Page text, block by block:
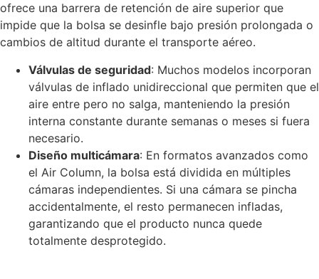
ofrece una barrera de retención de aire superior que
impide que la bolsa se desinfle bajo presión prolongada o
cambios de altitud durante el transporte aéreo.
Válvulas de seguridad: Muchos modelos incorporan
válvulas de inflado unidireccional que permiten que el
aire entre pero no salga, manteniendo la presión
interna constante durante semanas o meses si fuera
necesario.
Diseño multicámara: En formatos avanzados como
el Air Column, la bolsa está dividida en múltiples
cámaras independientes. Si una cámara se pincha
accidentalmente, el resto permanecen infladas,
garantizando que el producto nunca quede
totalmente desprotegido.